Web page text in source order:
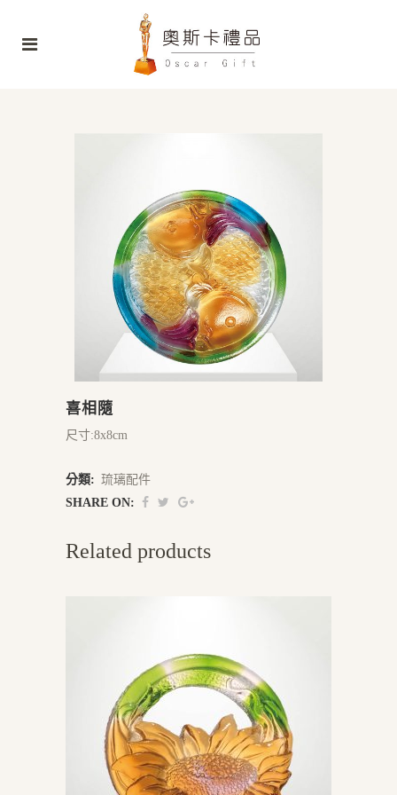
喜相隨
尺寸:8x8cm
分類: 琉璃配件
SHARE ON:
Related products